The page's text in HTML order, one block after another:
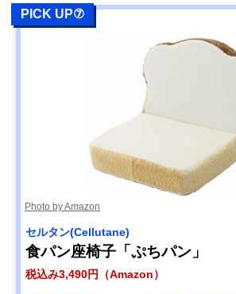
PICK UP⑦
Photo by Amazon
セルタン(Cellutane)
食パン座椅子「ぷちパン」
税込み3,490円（Amazon）